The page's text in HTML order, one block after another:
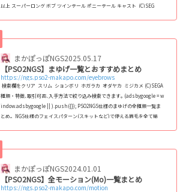
以上 スーパーロング ボブ ツインテール ポニーテール キャスト (C)SEG
まかぽっぽNGS2025.05.17
【PSO2NGS】まゆげ一覧とおすすめまとめ
https://ngs.pso2-makapo.com/eyebrows
検索欄をクリア スリム ションボリ ホガラカ オダヤカ ミジカメ (C)SEGA
種類・特徴､取引可否､入手方法で絞り込み検索できます｡ (adsbygoogle = w
indow.adsbygoogle || ).push({}); PSO2NGS仕様のまゆげの全種類一覧ま
とめ｡ NGS仕様のフェイスパターン(スキットなど)で使える眉毛を全て掲
まかぽっぽNGS2024.01.01
【PSO2NGS】全モーション(Mo)一覧まとめ
https://ngs.pso2-makapo.com/motion